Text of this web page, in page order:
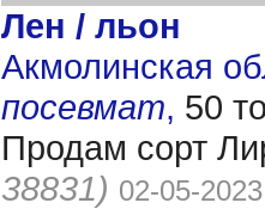
Лен / льон
Акмолинская
посевмат, 50
Продам сорт
38831) 02-05-2023